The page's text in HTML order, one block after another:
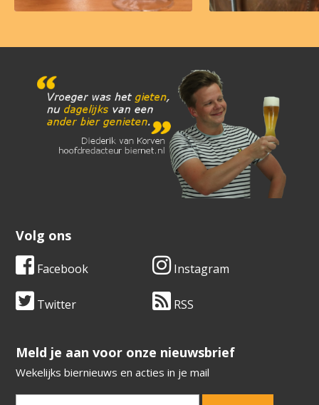
Volg ons
Facebook Instagram
Twitter RSS
​​​​​​​Meld je aan voor onze nieuwsbrief
Wekelijks biernieuws en acties in je mail